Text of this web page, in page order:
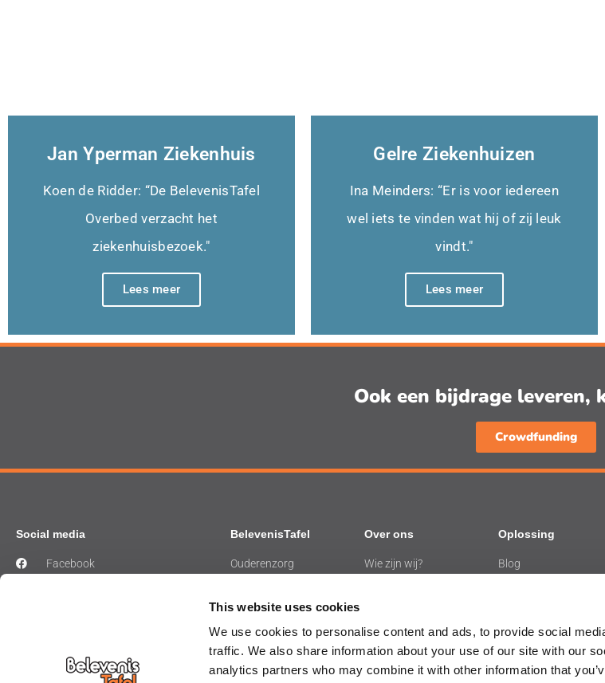
This website uses cookies
We use cookies to personalise content and ads, to provide social
traffic. We also share information about your use of our site with our
analytics partners who may combine it with other information that
Jan Yperman Ziekenhuis
Koen de Ridder: “De BelevenisTafel
Overbed verzacht het
ziekenhuisbezoek."
Lees meer
Gelre Ziekenhuizen
Ina Meinders: “Er is voor iedereen
wel iets te vinden wat hij of zij leuk
vindt."
Lees meer
Ook een bijdrage leveren,
Crowdfunding
Social media
Facebook
BelevenisTafel
Ouderenzorg
Ziekenhuiszorg
Bibliotheek
Over ons
Wie zijn wij?
Oplossing
Blog